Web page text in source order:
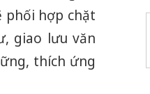
phối hợp chặt
giao lưu văn
thích ứng